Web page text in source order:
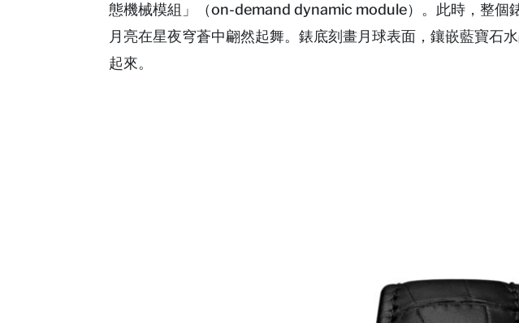
態機械模組」（on-demand dynamic module）。此時，整個
月亮在星夜穹蒼中翩然起舞。錶底刻畫月球表面，鑲嵌藍寶石
起來。